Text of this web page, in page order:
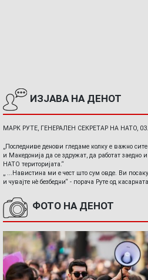
ИЗЈАВА НА ДЕНОТ
МАРК РУТЕ, ГЕНЕРАЛЕН СЕКРЕТАР НА НАТО,
„Последниве денови гледаме колку е важно
и Македонија да се здружат, да работат заедно
НАТО територијата.“
„ ...Навистина ми е чест што сум овде. Ви
и чувајте нè безбедни“ - порача Руте од
ФОТО НА ДЕНОТ